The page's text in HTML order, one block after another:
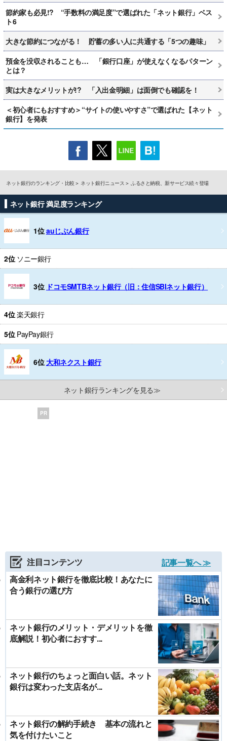
節約家も必見!? “手数料の満足度”で選ばれた「ネット銀行」ベス
ト6
大きな節約につながる！ 貯蓄の多い人に共通する「5つの趣味」
預金を没収されることも… 「銀行口座」が使えなくなるパターン
とは？
実は大きなメリットが!? 「入出金明細」は面倒でも確認を！
＜初心者にもおすすめ＞“サイトの使いやすさ”で選ばれた【ネット
銀行】を発表
ネット銀行のランキング・比較 ネット銀行ニュース ふるさと納税、新サービス続々登場
ネット銀行 満足度ランキング
1位auじぶん銀行
2位 ソニー銀行
3位 ドコモSMTBネット銀行（旧：住信SBIネット銀行）
4位楽天銀行
5位 PayPay銀行
6位 大和ネクスト銀行
ネット銀行ランキングを見る≫
PR
注目コンテンツ
記事一覧へ ≫
高金利ネット銀行を徹底比較！あなたに
合う銀行の選び方
ネット銀行のメリット・デメリットを徹
底解説！初心者におすす...
ネット銀行のちょっと面白い話。ネット
銀行は変わった支店名が...
ネット銀行の解約手続き 基本の流れと
気を付けたいこと